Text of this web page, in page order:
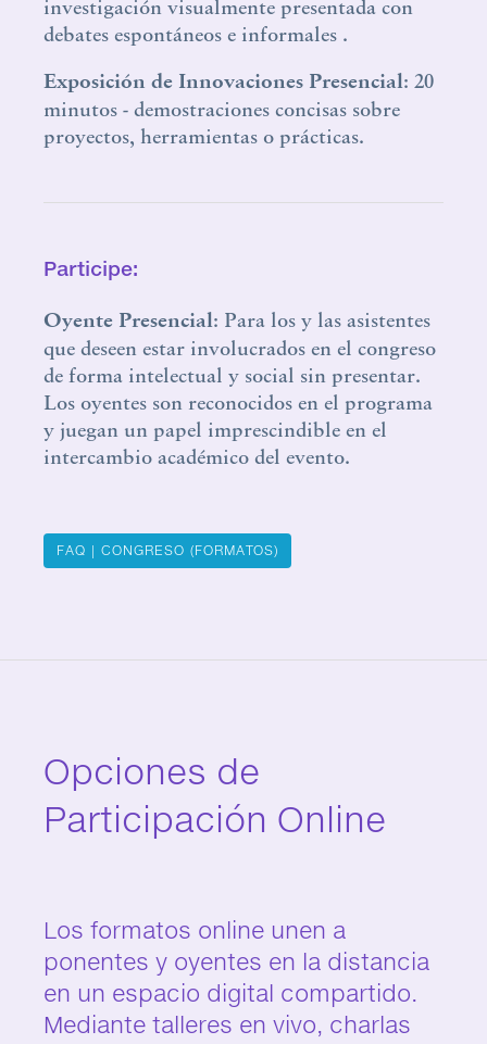
investigación visualmente presentada con
debates espontáneos e informales .
Exposición de Innovaciones Presencial: 20
minutos - demostraciones concisas sobre
proyectos, herramientas o prácticas.
Participe:
Oyente Presencial: Para los y las asistentes
que deseen estar involucrados en el congreso
de forma intelectual y social sin presentar.
Los oyentes son reconocidos en el programa
y juegan un papel imprescindible en el
intercambio académico del evento.
FAQ | CONGRESO (FORMATOS)
Opciones de
Participación Online
Los formatos online unen a
ponentes y oyentes en la distancia
en un espacio digital compartido.
Mediante talleres en vivo, charlas